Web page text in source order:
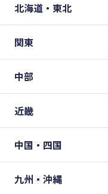
北海道・東北
関東
中部
近畿
中国・四国
九州・沖縄